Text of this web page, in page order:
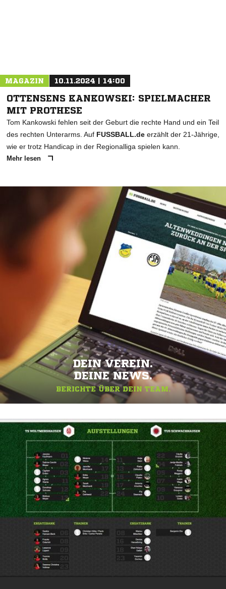
MAGAZIN 10.11.2024 | 14:00
OTTENSENS KANKOWSKI: SPIELMACHER
MIT PROTHESE
Tom Kankowski fehlen seit der Geburt die rechte Hand und ein Teil
des rechten Unterarms. Auf FUSSBALL.de erzählt der 21-Jährige,
wie er trotz Handicap in der Regionalliga spielen kann.
Mehr lesen
DEIN VEREIN.
DEINE NEWS.
BERICHTE ÜBER DEIN TEAM.